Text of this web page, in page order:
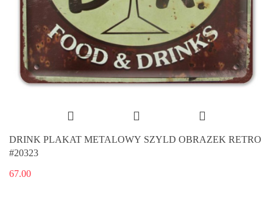
DRINK PLAKAT METALOWY SZYLD OBRAZEK RETRO
#20323
67.00